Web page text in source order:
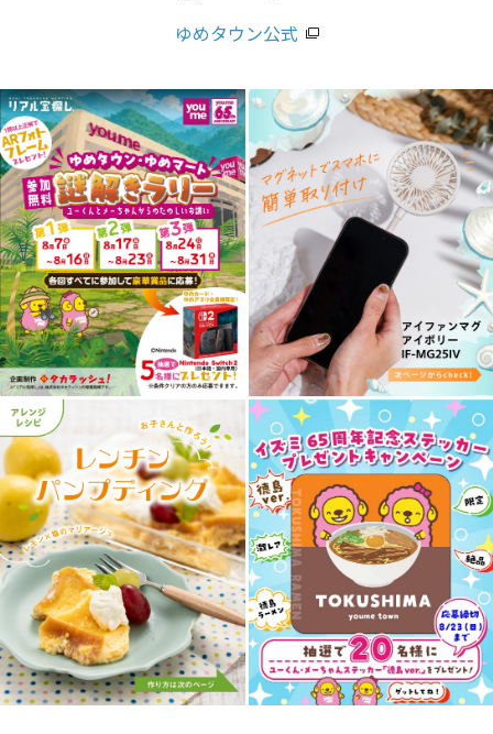
ゆめタウン公式